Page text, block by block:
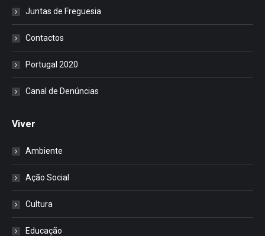
Juntas de Freguesia
Contactos
Portugal 2020
Canal de Denúncias
Viver
Ambiente
Ação Social
Cultura
Educação